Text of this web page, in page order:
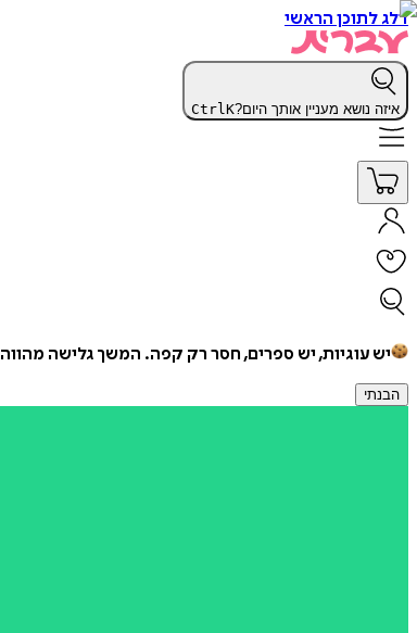
דלג לתוכן הראשי
איזה נושא מעניין אותך היום? CtrlK
יש עוגיות, יש ספרים, חסר רק קפה. המשך גלישה מהווה
הבנתי